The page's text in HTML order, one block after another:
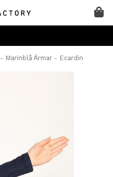
Marinblå Ärmar - Ecardin